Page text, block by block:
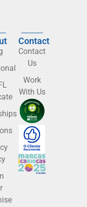
Contact
Contact
Us
Work
With Us